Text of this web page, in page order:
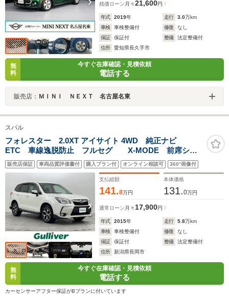
残価ローン 月々21,600円
年式 2019年 走行 3.0万km
車検
車検整備付 修復
なし
保証
保証付 整備
法定整備付
住所
愛知県長久手市
無
料
今すぐ在庫確認・見積依頼
電話する
販売店： ＭＩＮＩ ＮＥＸＴ 名古屋名東
スバル
フォレスター 2.0XT アイサイト 4WD 純正ナビ
ETC 車線逸脱防止 フルセグ X-MODE 前席シー
トヒーター レーダークルーズコントロール
Bluetooth バックカメラ 衝突軽減ブレーキ
販売店保証 車両品質評価書付 購入プラン付 オンライン相談可 360°画像付
支払総額
141.8万円
本体価格
131.0万円
通常ローン 月々 17,900円
年式 2015年 走行 5.8万km
車検
車検整備付 修復
なし
保証
保証付 整備
法定整備付
住所
新潟県長岡市
無
料
今すぐ在庫確認・見積依頼
電話する
カーセンサーアフター保証がBプランに付いています